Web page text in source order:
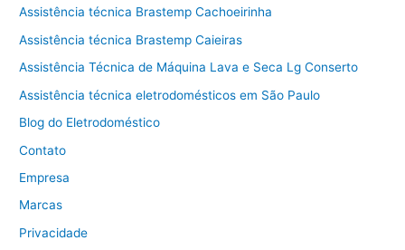
Assistência técnica Brastemp Cachoeirinha
Assistência técnica Brastemp Caieiras
Assistência Técnica de Máquina Lava e Seca Lg Conserto
Assistência técnica eletrodomésticos em São Paulo
Blog do Eletrodoméstico
Contato
Empresa
Marcas
Privacidade